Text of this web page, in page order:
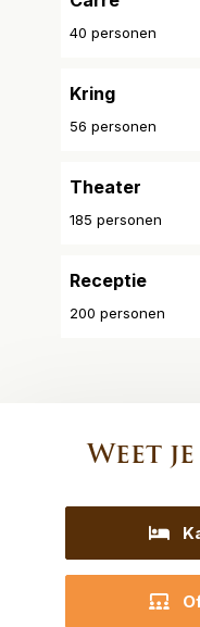
40 personen
Kring
56 personen
Theater
185 personen
Receptie
200 personen
Weet